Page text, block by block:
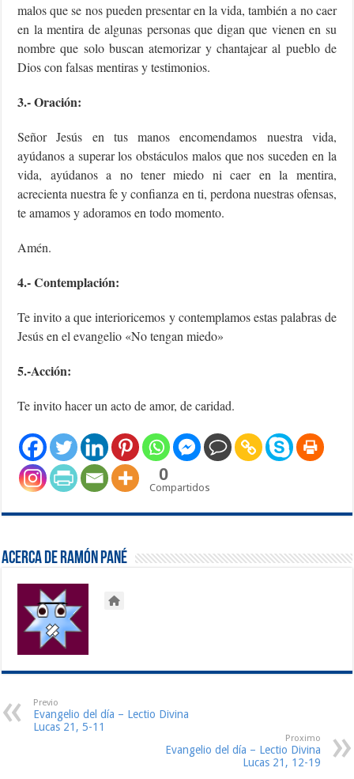
malos que se nos pueden presentar en la vida, también a no caer
en la mentira de algunas personas que digan que vienen en su
nombre que solo buscan atemorizar y chantajear al pueblo de
Dios con falsas mentiras y testimonios.
3.- Oración:
Señor Jesús en tus manos encomendamos nuestra vida,
ayúdanos a superar los obstáculos malos que nos suceden en la
vida, ayúdanos a no tener miedo ni caer en la mentira,
acrecienta nuestra fe y confianza en ti, perdona nuestras ofensas,
te amamos y adoramos en todo momento.
Amén.
4.- Contemplación:
Te invito a que interioricemos y contemplamos estas palabras de
Jesús en el evangelio «No tengan miedo»
5.-Acción:
Te invito hacer un acto de amor, de caridad.
0
Compartidos
Acerca de Ramón Pané
Previo
Evangelio del día – Lectio Divina
Lucas 21, 5-11
Proximo
Evangelio del día – Lectio Divina
Lucas 21, 12-19